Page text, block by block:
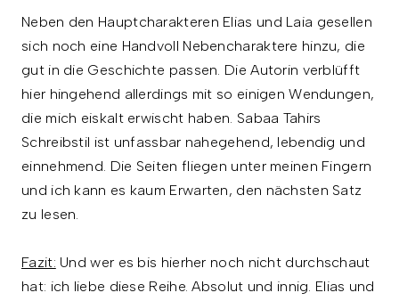
Neben den Hauptcharakteren Elias und Laia gesellen
sich noch eine Handvoll Nebencharaktere hinzu, die
gut in die Geschichte passen. Die Autorin verblüfft
hier hingehend allerdings mit so einigen Wendungen,
die mich eiskalt erwischt haben. Sabaa Tahirs
Schreibstil ist unfassbar nahegehend, lebendig und
einnehmend. Die Seiten fliegen unter meinen Fingern
und ich kann es kaum Erwarten, den nächsten Satz
zu lesen.
Fazit: Und wer es bis hierher noch nicht durchschaut
hat: ich liebe diese Reihe. Absolut und innig. Elias und